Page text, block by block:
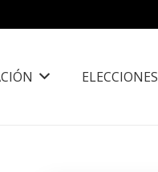
ELECCIONES